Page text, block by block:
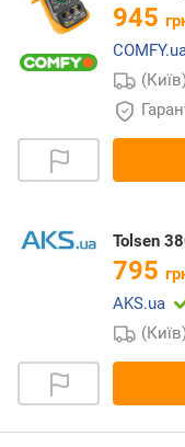
945
(Київ)
Tolsen
795
AKS.ua
(Київ)